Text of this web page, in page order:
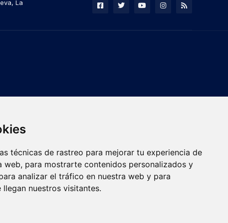
técnicas de rastreo para mejorar tu experiencia de
web, para mostrarte contenidos personalizados y
analizar el tráfico en nuestra web y para
nuestros visitantes.
La